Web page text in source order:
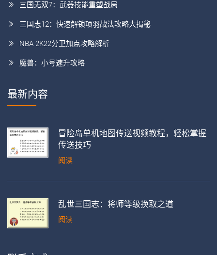
三国无双7：武器技能重塑战局
三国志12：快速解锁项羽战法攻略大揭秘
NBA 2K22分卫加点攻略解析
魔兽：小号速升攻略
最新内容
冒险岛单机地图传送视频教程，轻松掌握
传送技巧
阅读
乱世三国志：将师等级换取之道
阅读